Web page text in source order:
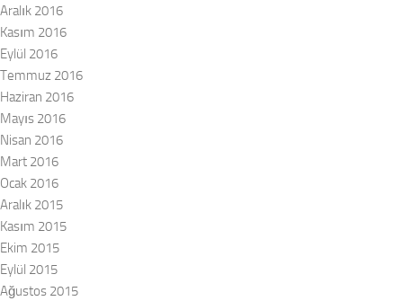
Aralık 2016
Kasım 2016
Eylül 2016
Temmuz 2016
Haziran 2016
Mayıs 2016
Nisan 2016
Mart 2016
Ocak 2016
Aralık 2015
Kasım 2015
Ekim 2015
Eylül 2015
Ağustos 2015